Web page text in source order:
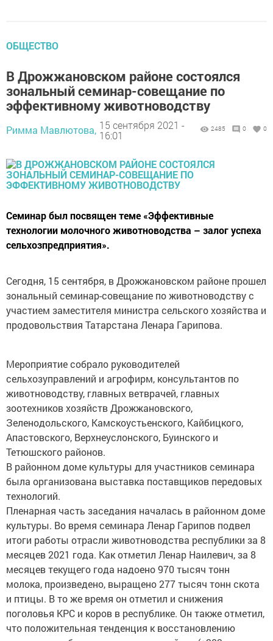
ОБЩЕСТВО
В Дрожжановском районе состоялся
зональный семинар-совещание по
эффективному животноводству
Римма Мавлютова, 15 сентября 2021 -
16:01
2485 0 0
Семинар был посвящен теме «Эффективные
технологии молочного животноводства – залог успеха
сельхозпредприятия».
Сегодня, 15 сентября, в Дрожжановском районе прошел
зональный семинар-совещание по животноводству с
участием заместителя министра сельского хозяйства и
продовольствия Татарстана Ленара Гарипова.
Мероприятие собрало руководителей
сельхозуправлений и агрофирм, консультантов по
животноводству, главных ветврачей, главных
зоотехников хозяйств Дрожжановского,
Зеленодольского, Камскоустьенского, Кайбицкого,
Апастовского, Верхнеуслонского, Буинского и
Тетюшского районов.
В районном доме культуры для участников семинара
была организована выставка поставщиков передовых
технологий.
Пленарная часть заседания началась в районном доме
культуры. Во время семинара Ленар Гарипов подвел
итоги работы отрасли животноводства республики за 8
месяцев 2021 года. Как отметил Ленар Наилевич, за 8
месяцев текущего года надоено 970 тысяч тонн
молока, произведено, выращено 277 тысяч тонн скота
и птицы. В то же время он отметил и снижения
поголовья КРС и коров в республике. Он также отметил,
что положительная тенденция к восстановлению